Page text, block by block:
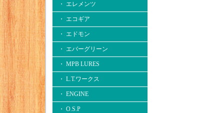
・ エレメンツ
・ エコギア
・ エドモン
・ エバーグリーン
・ MPB LURES
・ L.T.ワークス
・ ENGINE
・ O.S.P